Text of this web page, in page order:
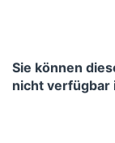
Sie können
nicht verfügbar